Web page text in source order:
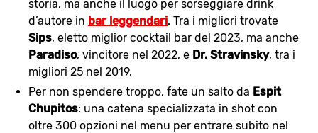
storia, ma anche il luogo per sorseggiare drink
d’autore in bar leggendari. Tra i migliori trovate
Sips, eletto miglior cocktail bar del 2023, ma anche
Paradiso, vincitore nel 2022, e Dr. Stravinsky, tra i
migliori 25 nel 2019.
Per non spendere troppo, fate un salto da Espit
Chupitos: una catena specializzata in shot con
oltre 300 opzioni nel menu per entrare subito nel